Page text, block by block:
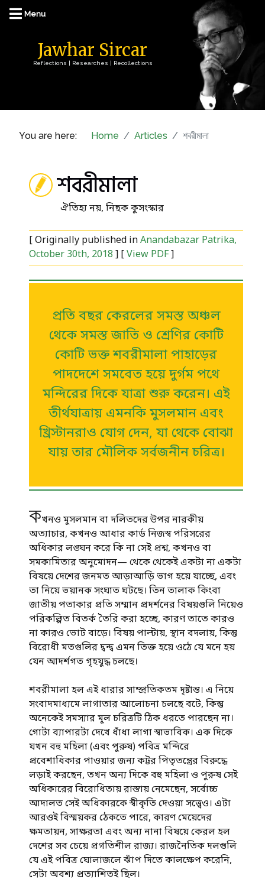
Jawhar Sircar
Reflections | Researches | Recollections
You are here: Home Articles শবরীমালা
শবরীমালা
ঐতিহ্য নয়, নিছক কুসংস্কার
[ Originally published inAnandabazar Patrika,
October 30th, 2018 ] [View PDF]
প্রতি বছর কেরলের সমস্ত অঞ্চল
থেকে সমস্ত জাতি ও শ্রেণির কোটি
কোটি ভক্ত শবরীমালা পাহাড়ের
পাদদেশে সমবেত হয়ে দুর্গম পথে
মন্দিরের দিকে যাত্রা শুরু করেন। এই
তীর্থযাত্রায় এমনকি মুসলমান এবং
খ্রিস্টানরাও যোগ দেন, যা থেকে বোঝা
যায় তার মৌলিক সর্বজনীন চরিত্র।
কখনও মুসলমান বা দলিতদের উপর নারকীয়
অত্যাচার, কখনও আধার কার্ড নিজস্ব পরিসরের
অধিকার লঙ্ঘন করে কি না সেই প্রশ্ন, কখনও বা
সমকামিতার অনুমোদন— থেকে থেকেই একটা না একটা
বিষয়ে দেশের জনমত আড়াআড়ি ভাগ হয়ে যাচ্ছে, এবং
তা নিয়ে ভয়ানক সংঘাত ঘটছে। তিন তালাক কিংবা
জাতীয় পতাকার প্রতি সম্মান প্রদর্শনের বিষয়গুলি নিয়েও
পরিকল্পিত বিতর্ক তৈরি করা হচ্ছে, কারণ তাতে কারও
না কারও ভোট বাড়ে। বিষয় পাল্টায়, স্থান বদলায়, কিন্তু
বিরোধী মতগুলির দ্বন্দ্ব এমন তিক্ত হয়ে ওঠে যে মনে হয়
যেন আদর্শগত গৃহযুদ্ধ চলছে।
শবরীমালা হল এই ধারার সাম্প্রতিকতম দৃষ্টান্ত। এ নিয়ে
সংবাদমাধ্যমে লাগাতার আলোচনা চলছে বটে, কিন্তু
অনেকেই সমস্যার মূল চরিত্রটি ঠিক ধরতে পারছেন না।
গোটা ব্যাপারটা দেখে ধাঁধা লাগা স্বাভাবিক। এক দিকে
যখন বহু মহিলা (এবং পুরুষ) পবিত্র মন্দিরে
প্রবেশাধিকার পাওয়ার জন্য কট্টর পিতৃতন্ত্রের বিরুদ্ধে
লড়াই করছেন, তখন অন্য দিকে বহু মহিলা ও পুরুষ সেই
অধিকারের বিরোধিতায় রাস্তায় নেমেছেন, সর্বোচ্চ
আদালত সেই অধিকারকে স্বীকৃতি দেওয়া সত্ত্বেও। এটা
আরওই বিস্ময়কর ঠেকতে পারে, কারণ মেয়েদের
ক্ষমতায়ন, সাক্ষরতা এবং অন্য নানা বিষয়ে কেরল হল
দেশের সব চেয়ে প্রগতিশীল রাজ্য। রাজনৈতিক দলগুলি
যে এই পবিত্র ঘোলাজলে ঝাঁপ দিতে কালক্ষেপ করেনি,
সেটা অবশ্য প্রত্যাশিতই ছিল।